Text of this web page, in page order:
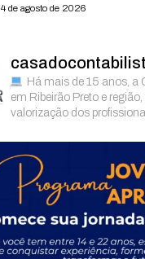
4 de agosto de 2026
Há mais de 15 anos,
em Ribeirão Preto e
valorização dos